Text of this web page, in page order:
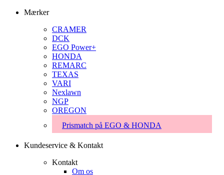
Mærker
CRAMER
DCK
EGO Power+
HONDA
REMARC
TEXAS
VARI
Nexlawn
NGP
OREGON
Prismatch på EGO & HONDA
Kundeservice & Kontakt
Kontakt
Om os